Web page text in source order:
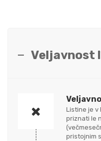
Veljavnost
Listine je v
priznati le
pristojnim